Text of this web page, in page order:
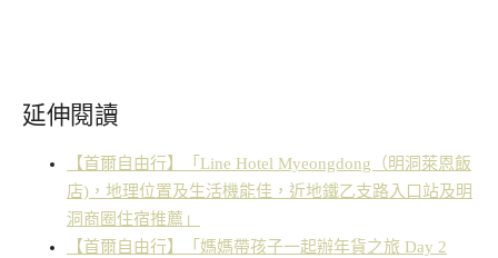
延伸閱讀
【首爾自由行】「Line Hotel Myeongdong（明洞萊恩飯
店)，地理位置及生活機能佳，近地鐵乙支路入口站及明
洞商圈住宿推薦」
【首爾自由行】「媽媽帶孩子一起辦年貨之旅 Day 2